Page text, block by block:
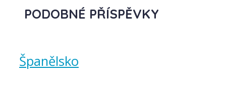
PODOBNÉ PŘÍSPĚVKY
Španělsko